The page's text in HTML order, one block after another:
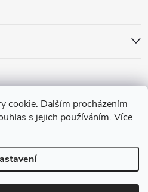
cookie. Dalším procházením
s jejich používáním. Více
speciálka. Všechna práva vyhrazena.